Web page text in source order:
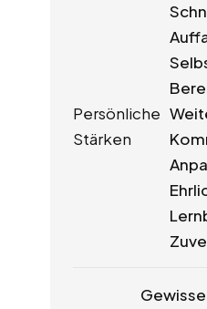
Persönliche
Stärken